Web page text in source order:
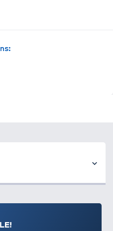
élő csalihallal való
hal
halszelet vagy élő